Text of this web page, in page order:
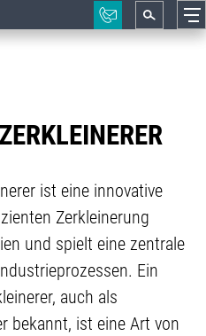
ist eine innovative
Zerkleinerung
und spielt eine zentrale
Ein
auch als
bekannt, ist eine Art von